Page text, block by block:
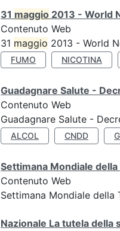
31 maggio 2013 - World
Contenuto Web
31 maggio 2013 - World
FUMO NICOTINA
Guadagnare Salute -
Contenuto Web
Guadagnare Salute -
ALCOL CNDD
Settimana Mondiale
Contenuto Web
Settimana Mondiale della
Nazionale La tutela della